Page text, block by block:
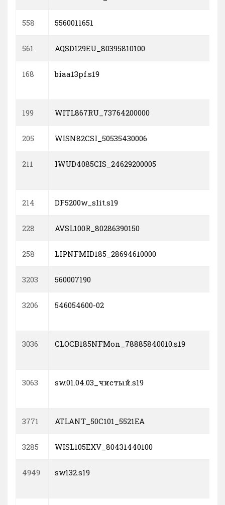
558 5560011651
561 AQSD129EU_80395810100
168 biaa13pf.s19
199 WITL867RU_73764200000
205 WISN82CSI_50535430006
211 IWUD4085CIS_24629200005
214 DF5200w_slit.s19
228 AVSL100R_80286390150
258 LIPNFMID185_28694610000
3203 560007190
3206 546054600-02
3036 CLOCB185NFMon_78885840010.s19
3063 sw.01.04.03_чистый.s19
3771 ATLANT_50C101_5521EA
3285 WISL105EXV_80431440100
4949 sw132.s19